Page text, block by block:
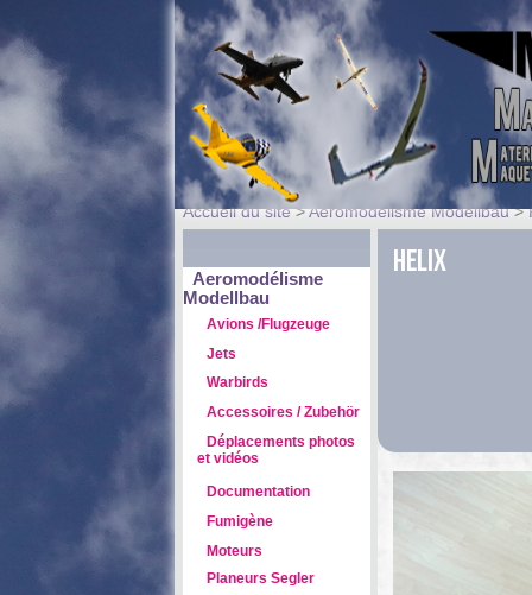
Accueil du site>Aeromodélisme Modellbau>
Aeromodélisme
Modellbau
Avions /Flugzeuge
Jets
Warbirds
Accessoires / Zubehör
Déplacements photos
et vidéos
Documentation
Fumigène
Moteurs
Planeurs Segler
Helix